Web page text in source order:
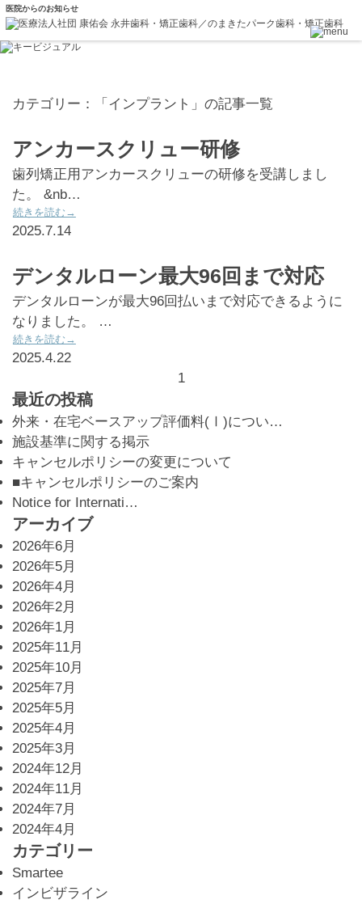
医院からのお知らせ
カテゴリー：「インプラント」の記事一覧
アンカースクリュー研修
歯列矯正用アンカースクリューの研修を受講しまし
た。 &nb…
続きを読む→
2025.7.14
デンタルローン最大96回まで対応
デンタルローンが最大96回払いまで対応できるように
なりました。 …
続きを読む→
2025.4.22
1
最近の投稿
外来・在宅ベースアップ評価料(Ⅰ)につい…
施設基準に関する掲示
キャンセルポリシーの変更について
■キャンセルポリシーのご案内
Notice for Internati…
アーカイブ
2026年6月
2026年5月
2026年4月
2026年2月
2026年1月
2025年11月
2025年10月
2025年7月
2025年5月
2025年4月
2025年3月
2024年12月
2024年11月
2024年7月
2024年4月
カテゴリー
Smartee
インビザライン